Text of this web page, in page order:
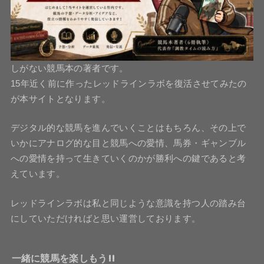
しがない競馬本の著者です。
15年近く前に作ったレッドラインラボを復活させてみたの
が本サイトとなります。
デジタル的な競馬を進んでいくことはもちろん、その上で
いかにアナログ的な目と競馬への愛情、馬券・ギャンブル
への愛情を持って生きていくのかが勝利への鍵であると考
えています。
レッドラインラボは私と同じような意識を持つ人の踏み台
にしていただければと思い運営しております。
一緒に競馬を楽しもう!!